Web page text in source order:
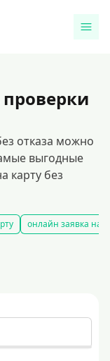
отказа можно
выгодные
карту без
онлайн заявка на